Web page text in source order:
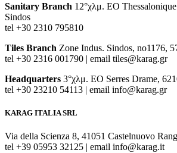
Sanitary Branch 12°χλμ. ΕΟ
Sindos
tel +30 2310 795810
Tiles Branch Zone Ιndus. Sindos, no1176,
tel +30 2316 001790 | email tiles@karag.gr
Headquarters 3°χλμ. ΕΟ Serres Drame,
tel +30 23210 54113 | email info@karag.gr
KARAG ITALIA SRL
Via della Scienza 8, 41051 Castelnuovo
tel +39 05953 32125 | email info@karag.it